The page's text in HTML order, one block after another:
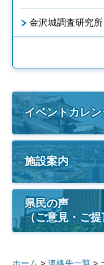
金沢城調査研究所
イベントカレン
施設案内
県民の声
（ご意見・ご提
ホーム > 連絡先一覧 >